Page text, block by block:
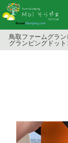
鳥取ファームグラ
グランピングドット